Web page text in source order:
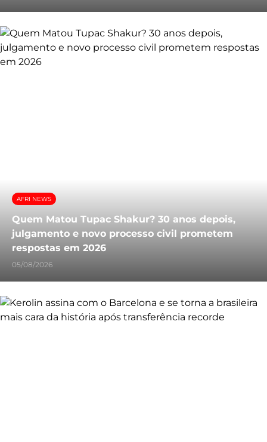
AFRI NEWS
Quem Matou Tupac Shakur? 30 anos depois,
julgamento e novo processo civil prometem
respostas em 2026
05/08/2026